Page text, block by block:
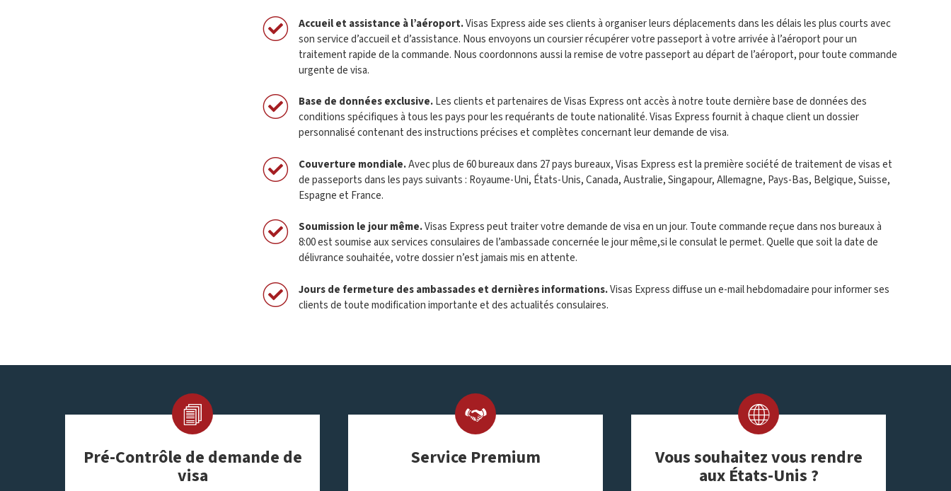
Accueil et assistance à l’aéroport.Visas Express aide ses clients à organiser leurs déplacements dans les délais les plus courts avec
son service d’accueil et d’assistance. Nous envoyons un coursier récupérer votre passeport à votre arrivée à l’aéroport pour un
traitement rapide de la commande. Nous coordonnons aussi la remise de votre passeport au départ de l’aéroport, pour toute commande
urgente de visa.
Base de données exclusive.Les clients et partenaires de Visas Express ont accès à notre toute dernière base de données des
conditions spécifiques à tous les pays pour les requérants de toute nationalité. Visas Express fournit à chaque client un dossier
personnalisé contenant des instructions précises et complètes concernant leur demande de visa.
Couverture mondiale.Avec plus de 60 bureaux dans 27 pays bureaux, Visas Express est la première société de traitement de visas et
de passeports dans les pays suivants : Royaume-Uni, États-Unis, Canada, Australie, Singapour, Allemagne, Pays-Bas, Belgique, Suisse,
Espagne et France.
Soumission le jour même.Visas Express peut traiter votre demande de visa en un jour. Toute commande reçue dans nos bureaux à
8:00 est soumise aux services consulaires de l’ambassade concernée le jour même,si le consulat le permet. Quelle que soit la date de
délivrance souhaitée, votre dossier n’est jamais mis en attente.
Jours de fermeture des ambassades et dernières informations.Visas Express diffuse un e-mail hebdomadaire pour informer ses
clients de toute modification importante et des actualités consulaires.
Pré-Contrôle de demande de
visa
Service Premium Vous souhaitez vous rendre
aux États-Unis ?